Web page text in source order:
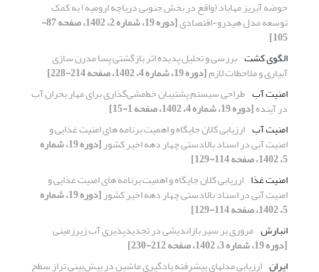
حوضه آبریز مهاباد (واقع در بخش جنوبی دریاچه ارومیه) به کمک
توسعه مدل هیدرو-اقتصادی [دوره 19، شماره 2، 1402، صفحه 87-
105]
الگوی کشت بررسی و تحلیل پدیده اثر بازگشتی پسا مدرن سازی
آبیاری و ملاحظات لازم[دوره 19، شماره 4، 1402، صفحه 214-228]
امنیت آب طراحی سیستم پشتیبان خط‌مشی‌گذاری برای مهار بحران آب
در آینده[دوره 19، شماره 4، 1402، صفحه 1-15]
امنیت آب ارزیابی کلان جایگاه و اهمیت برنامه های امنیت غذایی و
امنیت آبی در اسناد بالادستی چهار دهه اخیر کشور [دوره 19، شماره
5، 1402، صفحه 114-129]
امنیت غذا ارزیابی کلان جایگاه و اهمیت برنامه های امنیت غذایی و
امنیت آبی در اسناد بالادستی چهار دهه اخیر کشور [دوره 19، شماره
5، 1402، صفحه 114-129]
انبارش مروری بر سیر بازاندیشی در تجدیدپذیری آب‌ زیرزمینی
[دوره 19، شماره 3، 1402، صفحه 212-230]
ایران ارزیابی مدلهای پیشرفته یادگیری ماشین در پیش‌بینی تراز سطح